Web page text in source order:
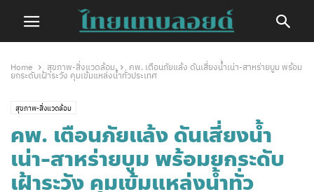
Home สุขภาพ-สิ่งแวดล้อม
คพ. เตือนภัยแล้ง ดันเสี่ยงน้ำเน่า-สาหร่ายบูม พร้อม
ยกระดับเฝ้าระวัง คุมเข้มแหล่งน้ำทั่วประเทศ
สุขภาพ-สิ่งแวดล้อม
คพ. เตือนภัยแล้ง ดันเสี่ยงน้ำ
เน่า-สาหร่ายบูม พร้อมยกระดับ
เฝ้าระวัง คุมเข้มแหล่งน้ำทั่ว